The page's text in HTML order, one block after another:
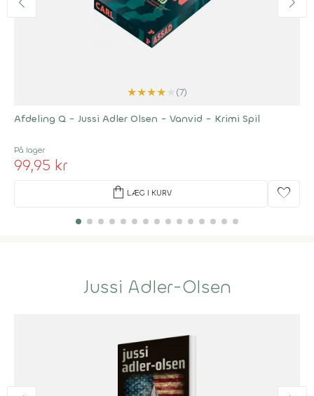
★★★★
(7)
Afdeling Q - Jussi Adler Olsen - Vanvid - Krimi Spil
På lager
99,95 kr
shopping_bag LÆG I KURV favorite
Jussi Adler-Olsen